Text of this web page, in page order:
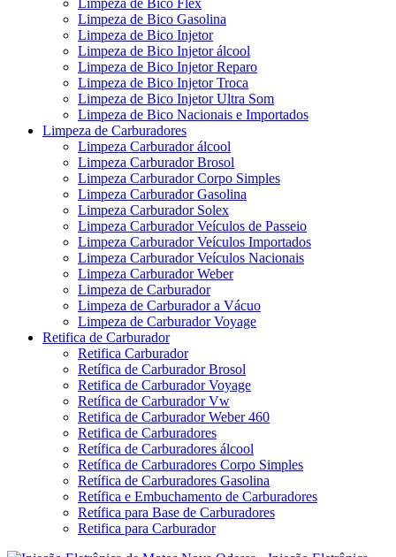
Limpeza de Bico Flex
Limpeza de Bico Gasolina
Limpeza de Bico Injetor
Limpeza de Bico Injetor álcool
Limpeza de Bico Injetor Reparo
Limpeza de Bico Injetor Troca
Limpeza de Bico Injetor Ultra Som
Limpeza de Bico Nacionais e Importados
Limpeza de Carburadores
Limpeza Carburador álcool
Limpeza Carburador Brosol
Limpeza Carburador Corpo Simples
Limpeza Carburador Gasolina
Limpeza Carburador Solex
Limpeza Carburador Veículos de Passeio
Limpeza Carburador Veículos Importados
Limpeza Carburador Veículos Nacionais
Limpeza Carburador Weber
Limpeza de Carburador
Limpeza de Carburador a Vácuo
Limpeza de Carburador Voyage
Retifica de Carburador
Retifica Carburador
Retífica de Carburador Brosol
Retifica de Carburador Voyage
Retífica de Carburador Vw
Retifica de Carburador Weber 460
Retifica de Carburadores
Retífica de Carburadores álcool
Retífica de Carburadores Corpo Simples
Retífica de Carburadores Gasolina
Retífica e Embuchamento de Carburadores
Retífica para Base de Carburadores
Retifica para Carburador